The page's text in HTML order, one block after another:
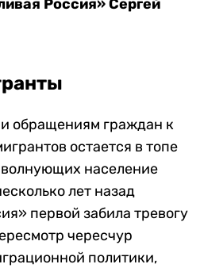
Россия» Сергей
обращениям граждан к
остается в топе
население
лет назад
первой забила тревогу
чересчур
политики,